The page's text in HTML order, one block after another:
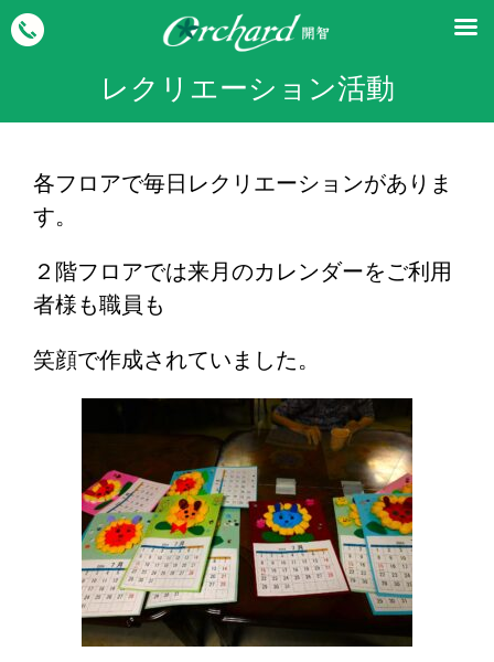
レクリエーション活動
各フロアで毎日レクリエーションがありま
す。
２階フロアでは来月のカレンダーをご利用
者様も職員も
笑顔で作成されていました。